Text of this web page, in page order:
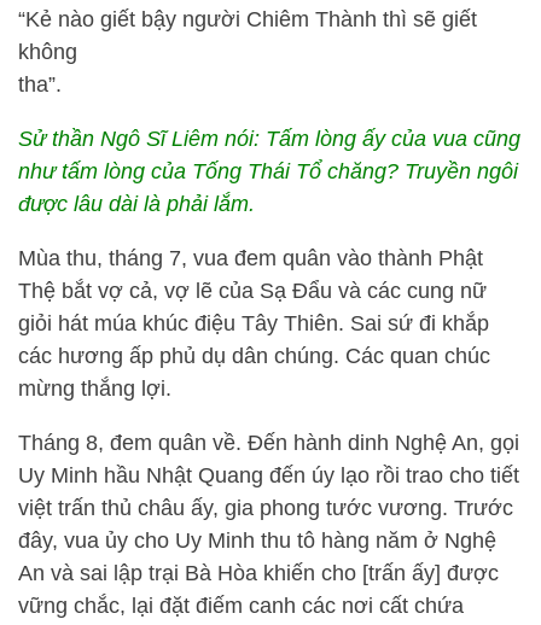
“Kẻ nào giết bậy người Chiêm Thành thì sẽ giết
không
tha”.
Sử thần Ngô Sĩ Liêm nói: Tấm lòng ấy của vua cũng
như tấm lòng của Tống Thái Tổ chăng? Truyền ngôi
được lâu dài là phải lắm.
Mùa thu, tháng 7, vua đem quân vào thành Phật
Thệ bắt vợ cả, vợ lẽ của Sạ Đẩu và các cung nữ
giỏi hát múa khúc điệu Tây Thiên. Sai sứ đi khắp
các hương ấp phủ dụ dân chúng. Các quan chúc
mừng thắng lợi.
Tháng 8, đem quân về. Đến hành dinh Nghệ An, gọi
Uy Minh hầu Nhật Quang đến úy lạo rồi trao cho tiết
việt trấn thủ châu ấy, gia phong tước vương. Trước
đây, vua ủy cho Uy Minh thu tô hàng năm ở Nghệ
An và sai lập trại Bà Hòa khiến cho [trấn ấy] được
vững chắc, lại đặt điếm canh các nơi cất chứa